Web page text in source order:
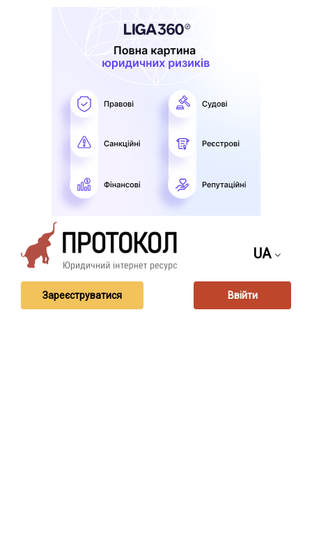
UA
Зареєструватися Ввійти